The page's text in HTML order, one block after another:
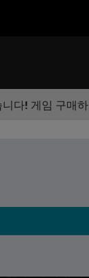
다! 게임 구매